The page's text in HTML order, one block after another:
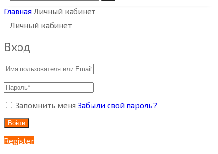
Главная Личный кабинет
Личный кабинет
Вход
Запомнить меня Забыли свой пароль?
Войти
Register